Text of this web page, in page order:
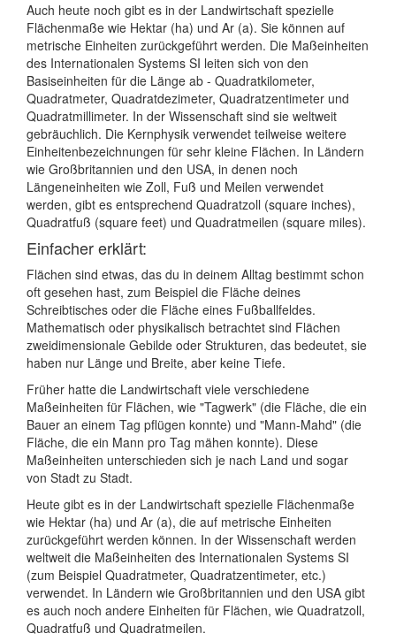
Auch heute noch gibt es in der Landwirtschaft spezielle
Flächenmaße wie Hektar (ha) und Ar (a). Sie können auf
metrische Einheiten zurückgeführt werden. Die Maßeinheiten
des Internationalen Systems SI leiten sich von den
Basiseinheiten für die Länge ab - Quadratkilometer,
Quadratmeter, Quadratdezimeter, Quadratzentimeter und
Quadratmillimeter. In der Wissenschaft sind sie weltweit
gebräuchlich. Die Kernphysik verwendet teilweise weitere
Einheitenbezeichnungen für sehr kleine Flächen. In Ländern
wie Großbritannien und den USA, in denen noch
Längeneinheiten wie Zoll, Fuß und Meilen verwendet
werden, gibt es entsprechend Quadratzoll (square inches),
Quadratfuß (square feet) und Quadratmeilen (square miles).
Einfacher erklärt:
Flächen sind etwas, das du in deinem Alltag bestimmt schon
oft gesehen hast, zum Beispiel die Fläche deines
Schreibtisches oder die Fläche eines Fußballfeldes.
Mathematisch oder physikalisch betrachtet sind Flächen
zweidimensionale Gebilde oder Strukturen, das bedeutet, sie
haben nur Länge und Breite, aber keine Tiefe.
Früher hatte die Landwirtschaft viele verschiedene
Maßeinheiten für Flächen, wie "Tagwerk" (die Fläche, die ein
Bauer an einem Tag pflügen konnte) und "Mann-Mahd" (die
Fläche, die ein Mann pro Tag mähen konnte). Diese
Maßeinheiten unterschieden sich je nach Land und sogar
von Stadt zu Stadt.
Heute gibt es in der Landwirtschaft spezielle Flächenmaße
wie Hektar (ha) und Ar (a), die auf metrische Einheiten
zurückgeführt werden können. In der Wissenschaft werden
weltweit die Maßeinheiten des Internationalen Systems SI
(zum Beispiel Quadratmeter, Quadratzentimeter, etc.)
verwendet. In Ländern wie Großbritannien und den USA gibt
es auch noch andere Einheiten für Flächen, wie Quadratzoll,
Quadratfuß und Quadratmeilen.